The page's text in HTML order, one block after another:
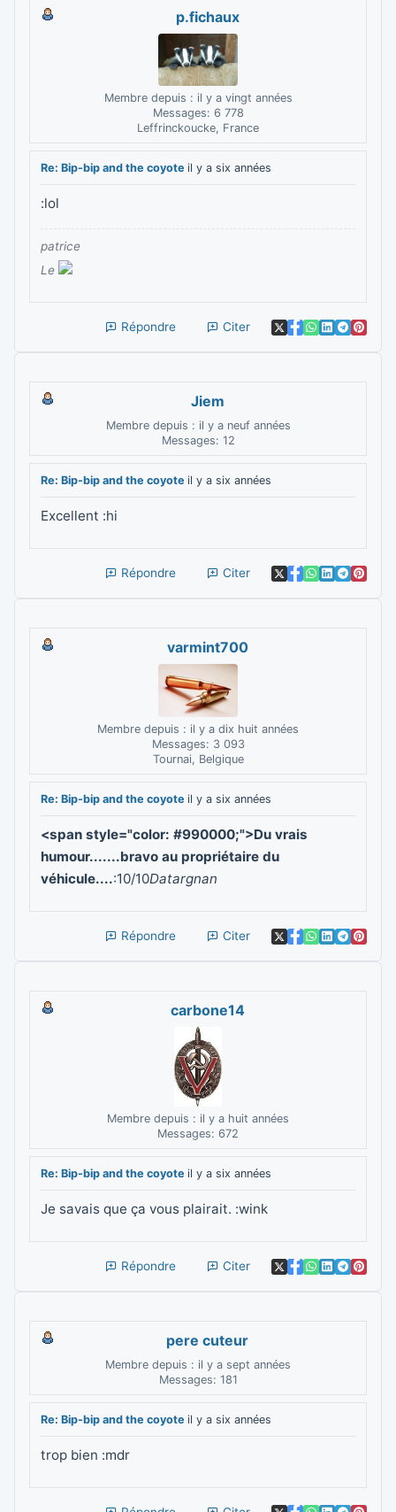
p.fichaux
Membre depuis : il y a vingt années
Messages: 6 778
Leffrinckoucke, France
Re: Bip-bip and the coyote il y a six années
:lol
patrice
Le
Répondre Citer
Jiem
Membre depuis : il y a neuf années
Messages: 12
Re: Bip-bip and the coyote il y a six années
Excellent :hi
Répondre Citer
varmint700
Membre depuis : il y a dix huit années
Messages: 3 093
Tournai, Belgique
Re: Bip-bip and the coyote il y a six années
<span style="color: #990000;">Du vrais
humour.......bravo au propriétaire du
véhicule....:10/10Datargnan
Répondre Citer
carbone14
Membre depuis : il y a huit années
Messages: 672
Re: Bip-bip and the coyote il y a six années
Je savais que ça vous plairait. :wink
Répondre Citer
pere cuteur
Membre depuis : il y a sept années
Messages: 181
Re: Bip-bip and the coyote il y a six années
trop bien :mdr